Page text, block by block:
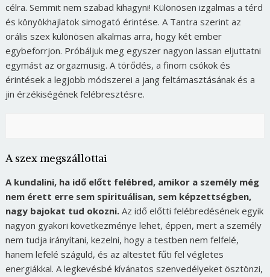
célra. Semmit nem szabad kihagyni! Különösen izgalmas a térd
és könyökhajlatok simogató érintése. A Tantra szerint az
orális szex különösen alkalmas arra, hogy két ember
egybeforrjon. Próbáljuk meg egyszer nagyon lassan eljuttatni
egymást az orgazmusig. A törődés, a finom csókok és
érintések a legjobb módszerei a jang feltámasztásának és a
jin érzékiségének felébresztésre.
A szex megszállottai
A kundalini, ha idő előtt felébred, amikor a személy még
nem érett erre sem spirituálisan, sem képzettségben,
nagy bajokat tud okozni.Az idő előtti felébredésének egyik
nagyon gyakori következménye lehet, éppen, mert a személy
nem tudja irányítani, kezelni, hogy a testben nem felfelé,
hanem lefelé száguld, és az altestet fűti fel végletes
energiákkal. A legkevésbé kívánatos szenvedélyeket ösztönzi,